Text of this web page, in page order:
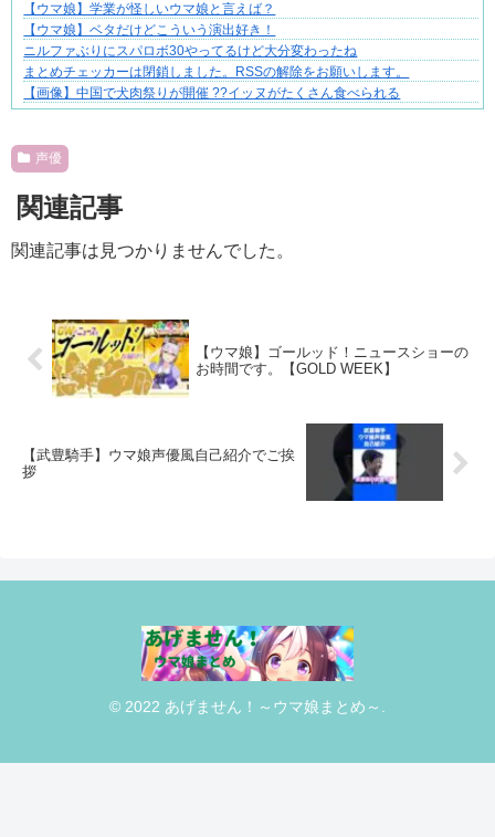
【ウマ娘】学業が怪しいウマ娘と言えば？
【ウマ娘】ベタだけどこういう演出好き！
ニルファぶりにスパロボ30やってるけど大分変わったね
まとめチェッカーは閉鎖しました。RSSの解除をお願いします。
【画像】中国で犬肉祭りが開催 ??イッヌがたくさん食べられる
声優
関連記事
関連記事は見つかりませんでした。
【ウマ娘】ゴールッド！ニュースショーの
お時間です。【GOLD WEEK】
【武豊騎手】ウマ娘声優風自己紹介でご挨
拶
© 2022 あげません！～ウマ娘まとめ～.